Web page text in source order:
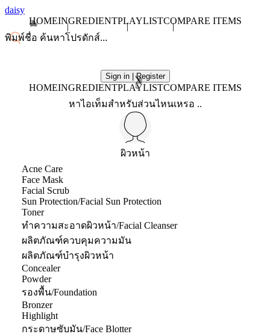
daisy
HOMEINGREDIENTPLAYLISTCOMPARE ITEMS
Sign in | Register
X
HOMEINGREDIENTPLAYLISTCOMPARE ITEMS
หาไอเท็มสำหรับส่วนไหนเหรอ ..
ผิวหน้า
Acne Care
Face Mask
Facial Scrub
Sun Protection/Facial Sun Protection
Toner
ทำความสะอาดผิวหน้า/Facial Cleanser
ผลิตภัณฑ์ควบคุมความมัน
ผลิตภัณฑ์บำรุงผิวหน้า
Concealer
Powder
รองพื้น/Foundation
Bronzer
Highlight
กระดาษซับมัน/Face Blotter